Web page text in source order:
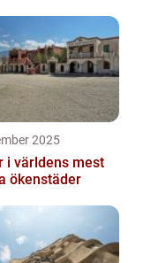
2025
i världens mest
ökenstäder